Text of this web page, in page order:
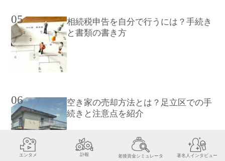
エンタメ 訃報 老後資金シミュレータ 著名人インタビュー
05
相続税申告を自分で行うには？手続き
と書類の書き方
06
空き家の売却方法とは？足立区での手
続きと注意点を紹介